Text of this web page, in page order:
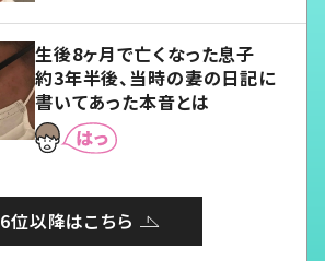
生後8ヶ月で亡くなった息子
約3年半後、当時の妻の日記に
書いてあった本音とは
6位以降はこちら